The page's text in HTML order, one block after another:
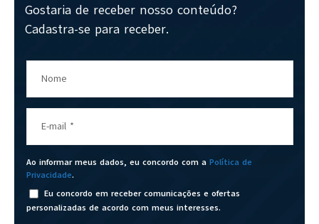
Gostaria de receber nosso conteúdo?
Cadastra-se para receber.
Nome
E-mail *
Ao informar meus dados, eu concordo com a Política de
Privacidade.
Eu concordo em receber comunicações e ofertas
personalizadas de acordo com meus interesses.